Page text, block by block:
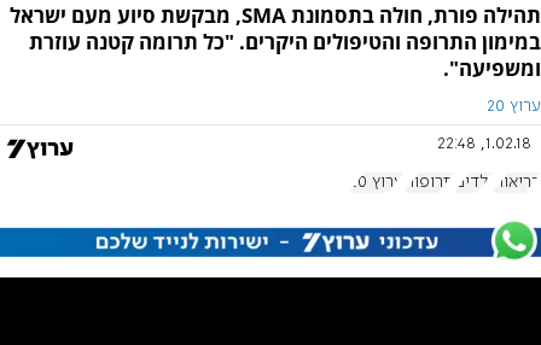
תהילה פורת, חולה בתסמונת SMA, מבקשת סיוע מעם ישראל
במימון התרופה והטיפולים היקרים. "כל תרומה קטנה עוזרת
ומשפיעה".
ערוץ 20
1.02.18, 22:48
בריאות ילדים תרופות ערוץ 20